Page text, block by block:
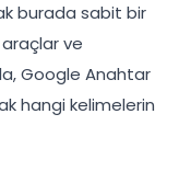
burada sabit bir
ve
Google Anahtar
hangi kelimelerin